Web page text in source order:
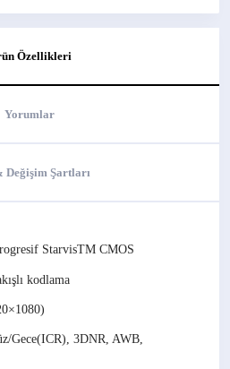
Özellikleri
Yorumlar
Değişim Şartları
StarvisTM CMOS
kodlama
Gece(ICR), 3DNR, AWB,